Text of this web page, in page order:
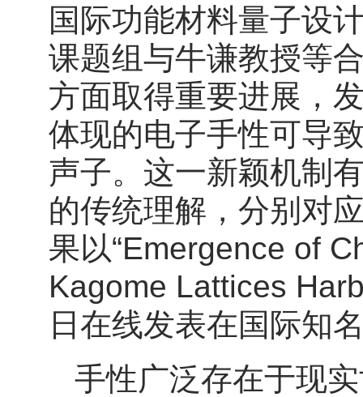
国际功能材料量子设
课题组与牛谦教授等
方面取得重要进展，
体现的电子手性可导
声子。这一新颖机制
的传统理解，分别对
果以“Emergence of
Kagome Lattices
日在线发表在国际知
手性广泛存在于现